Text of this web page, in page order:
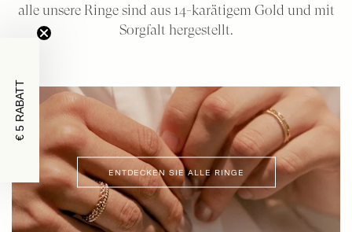
alle unsere Ringe sind aus 14-karätigem Gold und mit
Sorgfalt hergestellt.
ENTDECKEN SIE ALLE RINGE
€ 5 RABATT